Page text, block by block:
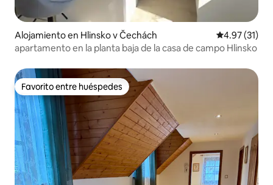
Alojamiento en Hlinsko v Čechách Calificación
4.97 (31)
apartamento en la planta baja de la casa de campo Hlinsko
Favorito entre huéspedes
Favorito entre huéspedes